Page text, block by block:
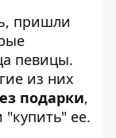
пришли
певицы.
из них
подарки,
"купить" ее.